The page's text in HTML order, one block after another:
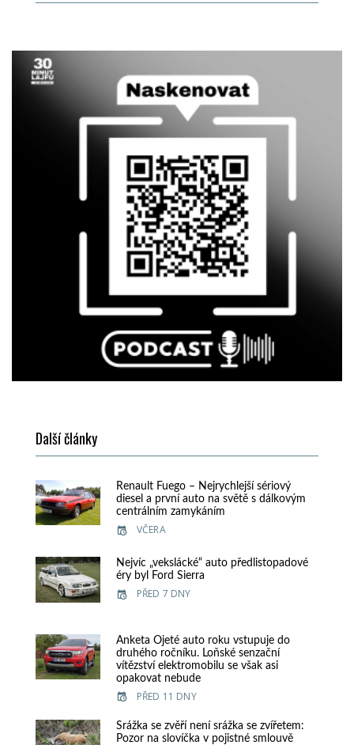
Další články
Renault Fuego – Nejrychlejší sériový
diesel a první auto na světě s dálkovým
centrálním zamykáním
VČERA
Nejvíc „vekslácké“ auto předlistopadové
éry byl Ford Sierra
PŘED 7 DNY
Anketa Ojeté auto roku vstupuje do
druhého ročníku. Loňské senzační
vítězství elektromobilu se však asi
opakovat nebude
PŘED 11 DNY
Srážka se zvěří není srážka se zvířetem:
Pozor na slovíčka v pojistné smlouvě